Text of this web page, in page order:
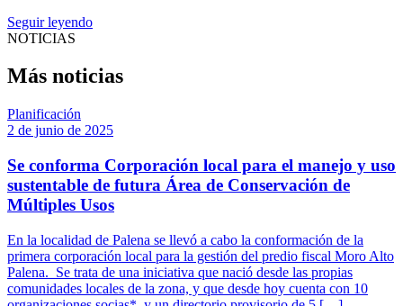
Seguir leyendo
NOTICIAS
Más noticias
Planificación
2 de junio de 2025
Se conforma Corporación local para el manejo y uso
sustentable de futura Área de Conservación de
Múltiples Usos
En la localidad de Palena se llevó a cabo la conformación de la
primera corporación local para la gestión del predio fiscal Moro Alto
Palena. Se trata de una iniciativa que nació desde las propias
comunidades locales de la zona, y que desde hoy cuenta con 10